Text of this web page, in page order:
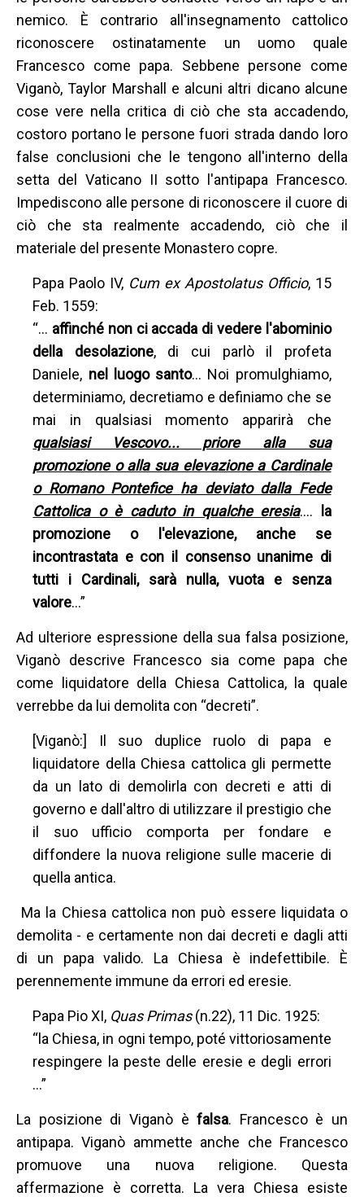
nemico. È contrario all'insegnamento cattolico
riconoscere ostinatamente un uomo quale
Francesco come papa. Sebbene persone come
Viganò, Taylor Marshall e alcuni altri dicano alcune
cose vere nella critica di ciò che sta accadendo,
costoro portano le persone fuori strada dando loro
false conclusioni che le tengono all'interno della
setta del Vaticano II sotto l'antipapa Francesco.
Impediscono alle persone di riconoscere il cuore di
ciò che sta realmente accadendo, ciò che il
materiale del presente Monastero copre.
Papa Paolo IV, Cum ex Apostolatus Officio, 15
Feb. 1559:
“... affinché non ci accada di vedere l'abominio
della desolazione, di cui parlò il profeta
Daniele, nel luogo santo... Noi promulghiamo,
determiniamo, decretiamo e definiamo che se
mai in qualsiasi momento apparirà che
qualsiasi Vescovo... priore alla sua
promozione o alla sua elevazione a Cardinale
o Romano Pontefice ha deviato dalla Fede
Cattolica o è caduto in qualche eresia…. la
promozione o l'elevazione, anche se
incontrastata e con il consenso unanime di
tutti i Cardinali, sarà nulla, vuota e senza
valore…”
Ad ulteriore espressione della sua falsa posizione,
Viganò descrive Francesco sia come papa che
come liquidatore della Chiesa Cattolica, la quale
verrebbe da lui demolita con “decreti”.
[Viganò:] Il suo duplice ruolo di papa e
liquidatore della Chiesa cattolica gli permette
da un lato di demolirla con decreti e atti di
governo e dall'altro di utilizzare il prestigio che
il suo ufficio comporta per fondare e
diffondere la nuova religione sulle macerie di
quella antica.
Ma la Chiesa cattolica non può essere liquidata o
demolita - e certamente non dai decreti e dagli atti
di un papa valido. La Chiesa è indefettibile. È
perennemente immune da errori ed eresie.
Papa Pio XI, Quas Primas(n.22), 11 Dic. 1925:
“la Chiesa, in ogni tempo, poté vittoriosamente
respingere la peste delle eresie e degli errori
…”
La posizione di Viganò èfalsa. Francesco è un
antipapa. Viganò ammette anche che Francesco
promuove una nuova religione. Questa
affermazione è corretta. La vera Chiesa esiste